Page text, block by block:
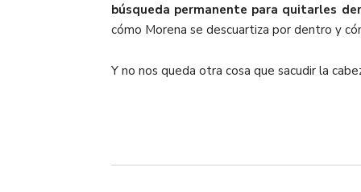
búsqueda permanente para quitarles
cómo Morena se descuartiza por dentro y
Y no nos queda otra cosa que sacudir la